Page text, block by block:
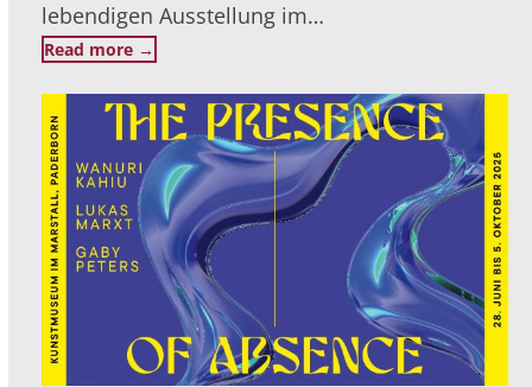
lebendigen Ausstellung im…
Read more →